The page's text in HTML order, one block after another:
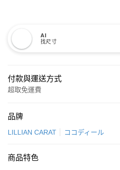
AI
找尺寸
付款與運送方式
超取免運費
信用卡一次付款
LINE Pay
品牌
LILLIAN CARAT ココディール
商品特色